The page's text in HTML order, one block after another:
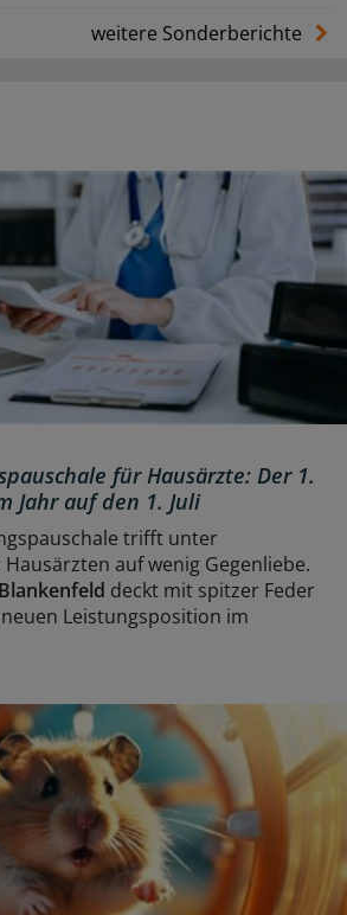
weitere Sonderberichte
für Hausärzte: Der 1.
Jahr auf den 1. Juli
trifft unter
auf wenig Gegenliebe.
deckt mit spitzer Feder
Leistungsposition im